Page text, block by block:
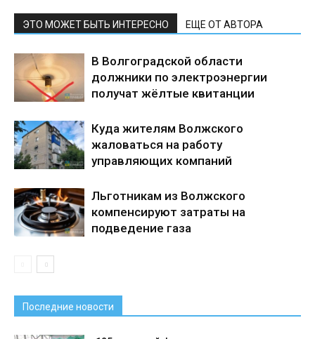
ЭТО МОЖЕТ БЫТЬ ИНТЕРЕСНО ЕЩЕ ОТ АВТОРА
В Волгоградской области
должники по электроэнергии
получат жёлтые квитанции
Куда жителям Волжского
жаловаться на работу
управляющих компаний
Льготникам из Волжского
компенсируют затраты на
подведение газа
Последние новости